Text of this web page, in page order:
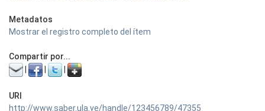
Metadatos
Mostrar el registro completo del ítem
Compartir por...
URI
http://www.saber.ula.ve/handle/123456789/47355